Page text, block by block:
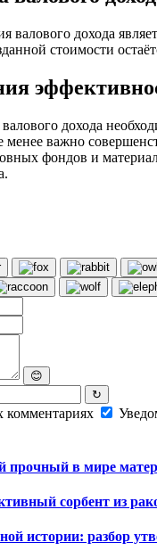
валового дохода
стоимости
дохода
менее важно
фондов и
😊
↻
комментариях
прочный в мире
сорбент из
истории: разбор